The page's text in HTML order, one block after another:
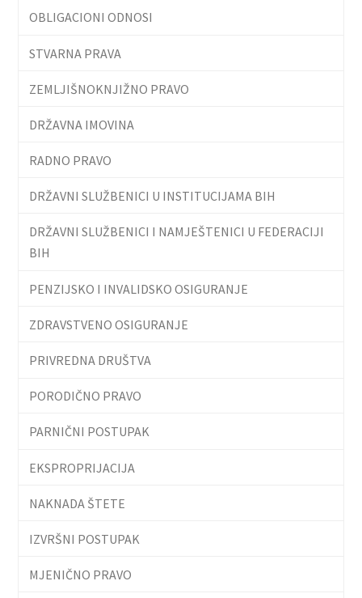
OBLIGACIONI ODNOSI
STVARNA PRAVA
ZEMLJIŠNOKNJIŽNO PRAVO
DRŽAVNA IMOVINA
RADNO PRAVO
DRŽAVNI SLUŽBENICI U INSTITUCIJAMA BIH
DRŽAVNI SLUŽBENICI I NAMJEŠTENICI U FEDERACIJI
BIH
PENZIJSKO I INVALIDSKO OSIGURANJE
ZDRAVSTVENO OSIGURANJE
PRIVREDNA DRUŠTVA
PORODIČNO PRAVO
PARNIČNI POSTUPAK
EKSPROPRIJACIJA
NAKNADA ŠTETE
IZVRŠNI POSTUPAK
MJENIČNO PRAVO